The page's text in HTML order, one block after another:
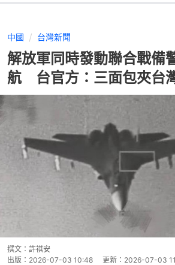
中國 台灣新聞
解放軍同時發動聯合戰備
航 台官方：三面包夾台
撰文： 許祺安
出版： 2026-07-03 10:48 更新： 2026-07-03